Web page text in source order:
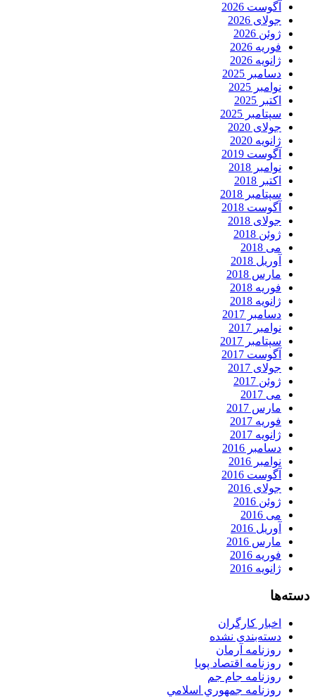
آگوست 2026
جولای 2026
ژوئن 2026
فوریه 2026
ژانویه 2026
دسامبر 2025
نوامبر 2025
اکتبر 2025
سپتامبر 2025
جولای 2020
ژانویه 2020
آگوست 2019
نوامبر 2018
اکتبر 2018
سپتامبر 2018
آگوست 2018
جولای 2018
ژوئن 2018
می 2018
آوریل 2018
مارس 2018
فوریه 2018
ژانویه 2018
دسامبر 2017
نوامبر 2017
سپتامبر 2017
آگوست 2017
جولای 2017
ژوئن 2017
می 2017
مارس 2017
فوریه 2017
ژانویه 2017
دسامبر 2016
نوامبر 2016
آگوست 2016
جولای 2016
ژوئن 2016
می 2016
آوریل 2016
مارس 2016
فوریه 2016
ژانویه 2016
دسته‌ها
اخبار کارگران
دسته‌بندی نشده
روزنامه آرمان
روزنامه اقتصاد پویا
روزنامه جام جم
روزنامه جمهوري اسلامي